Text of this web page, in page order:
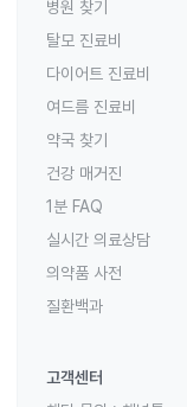
병원 찾기
탈모 진료비
다이어트 진료비
여드름 진료비
약국 찾기
건강 매거진
1분 FAQ
실시간 의료상담
의약품 사전
질환백과
고객센터